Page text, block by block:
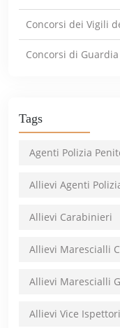
Concorsi dei Vigili
Concorsi di
Tags
Agenti Polizia
Allievi Agenti
Allievi Carabinieri
Allievi Marescialli
Allievi Marescialli
Allievi Vice Ispettori